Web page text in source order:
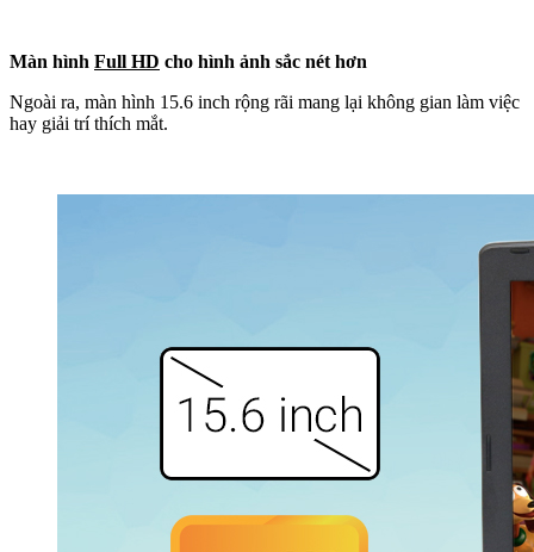
Màn hình Full HD cho hình ảnh sắc nét hơn
Ngoài ra, màn hình 15.6 inch rộng rãi mang lại không gian làm việc
hay giải trí thích mắt.